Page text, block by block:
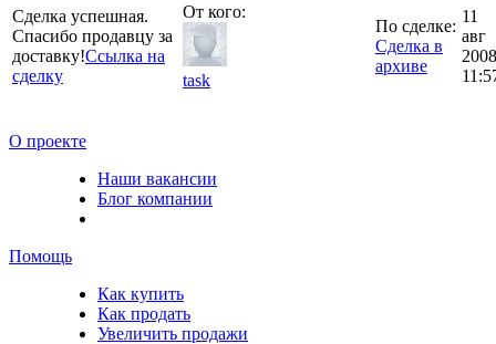
Сделка успешная.
Спасибо продавцу за
доставку!Ссылка на
сделку
От кого:
task
По сделке:
Сделка в
архиве
11
авг
2008
О проекте
Наши вакансии
Блог компании
Помощь
Как купить
Как продать
Увеличить продажи